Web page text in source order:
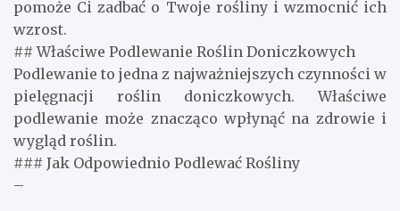
pomoże Ci zadbać o Twoje rośliny i wzmocnić ich
wzrost.
## Właściwe Podlewanie Roślin Doniczkowych
Podlewanie to jedna z najważniejszych czynności w
pielęgnacji roślin doniczkowych. Właściwe
podlewanie może znacząco wpłynąć na zdrowie i
wygląd roślin.
### Jak Odpowiednio Podlewać Rośliny
–